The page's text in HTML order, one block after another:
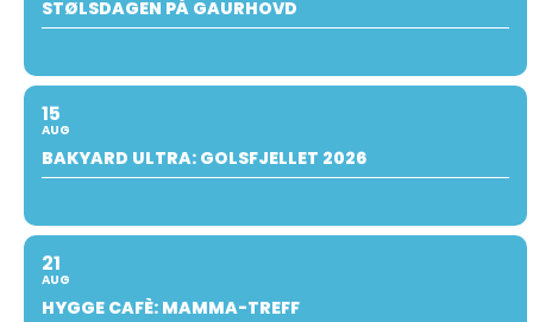
STØLSDAGEN PÅ GAURHOVD
15
AUG
BAKYARD ULTRA: GOLSFJELLET 2026
21
AUG
HYGGE CAFÈ: MAMMA-TREFF